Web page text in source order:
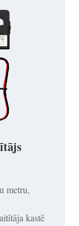
metru,
kastē